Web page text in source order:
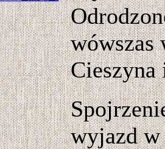
wówszas
Cieszyna
wyjazd w